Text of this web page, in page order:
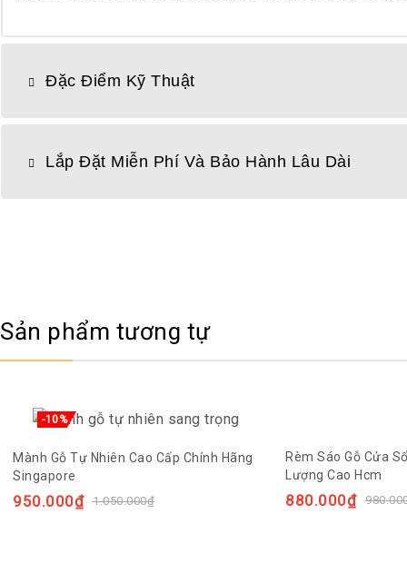
Đặc Điểm Kỹ Thuật
Lắp Đặt Miễn Phí Và Bảo Hành Lâu Dài
Sản phẩm tương tự
-10%
Mành Gỗ Tự Nhiên Cao Cấp Chính Hãng
Singapore
1.050.000₫
950.000₫
Rèm Sáo Gỗ Cửa
Lượng Cao Hcm
880.000₫